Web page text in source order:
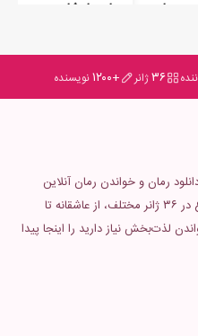
هایت
۳۶ژانر +۱۲۰۰ نویسنده
رمان و خواندن رمان آنلاین
ایرانی است. با بیش از ۲۵۰۰ رمان متنوع در ۳۶ ژانر مختلف، از عاشقانه تا
لذت‌بخش نیاز دارید را اینجا پیدا